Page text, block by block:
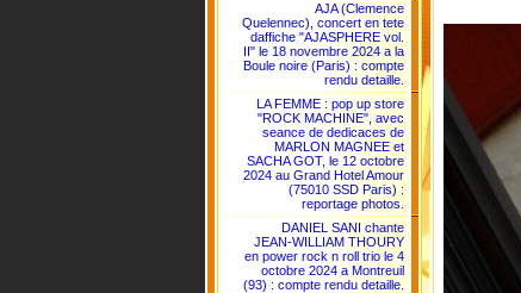
AJA (Clemence
Quelennec), concert en tete
daffiche "AJASPHERE vol.
II" le 18 novembre 2024 a la
Boule noire (Paris) : compte
rendu detaille.
LA FEMME : pop up store
"ROCK MACHINE", avec
seance de dedicaces de
MARLON MAGNEE et
SACHA GOT, le 12 octobre
2024 au Grand Hotel Amour
(75010 SSD Paris) :
reportage photos.
DANIEL SANI chante
JEAN-WILLIAM THOURY
en power rock n roll trio le 4
octobre 2024 a Montreuil
(93) : compte rendu detaille.